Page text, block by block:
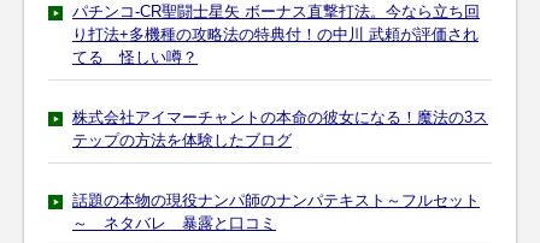
パチンコ-CR聖闘士星矢 ボーナス直撃打法。今なら立ち回
り打法+多機種の攻略法の特典付！の中川 武頼が評価され
てる 怪しい噂？
株式会社アイマーチャントの本命の彼女になる！魔法の3ス
テップの方法を体験したブログ
話題の本物の現役ナンパ師のナンパテキスト～フルセット
～ ネタバレ 暴露と口コミ